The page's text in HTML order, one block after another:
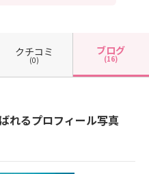
クチコミ
(0)
ブログ
(16)
れるプロフィール写真